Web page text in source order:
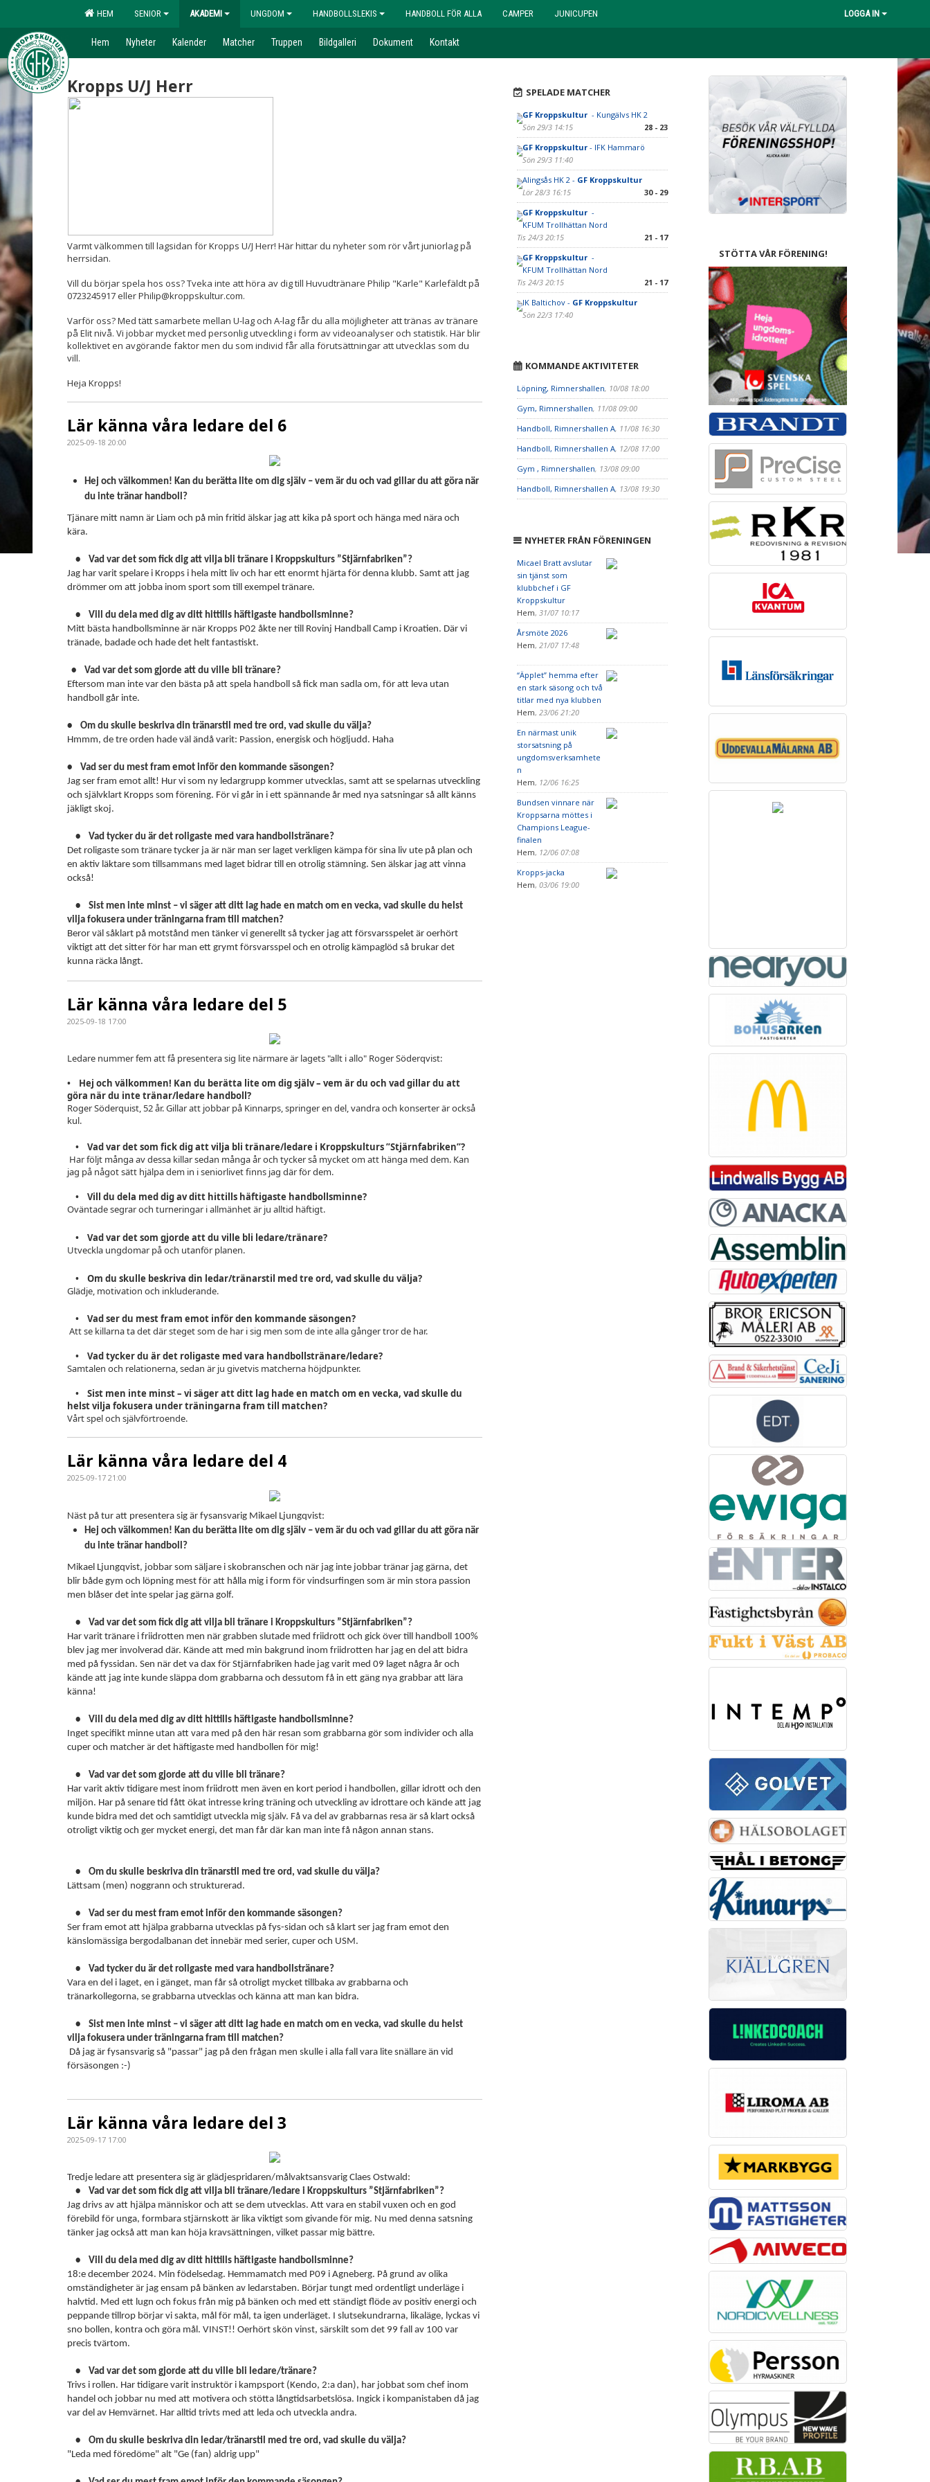
HEM SENIOR AKADEMI UNGDOM HANDBOLLSLEKIS HANDBOLL FÖR ALLA CAMPER JUNICUPEN LOGGA IN
Hem Nyheter Kalender Matcher Truppen Bildgalleri Dokument Kontakt
Kropps U/J Herr
Varmt välkommen till lagsidan för Kropps U/J Herr! Här hittar du nyheter som rör vårt juniorlag på
herrsidan.
Vill du börjar spela hos oss? Tveka inte att höra av dig till Huvudtränare Philip "Karle" Karlefäldt på
0723245917 eller Philip@kroppskultur.com.
Varför oss? Med tätt samarbete mellan U-lag och A-lag får du alla möjligheter att tränas av tränare
på Elit nivå. Vi jobbar mycket med personlig utveckling i form av videoanalyser och statistik. Här blir
kollektivet en avgörande faktor men du som individ får alla förutsättningar att utvecklas som du
vill.
Heja Kropps!
Lär känna våra ledare del 6
2025-09-18 20:00
Hej och välkommen! Kan du berätta lite om dig själv – vem är du och vad gillar du att göra när
du inte tränar handboll?
Tjänare mitt namn är Liam och på min fritid älskar jag att kika på sport och hänga med nära och
kära.
• Vad var det som fick dig att vilja bli tränare i Kroppskulturs ”Stjärnfabriken”?
Jag har varit spelare i Kropps i hela mitt liv och har ett enormt hjärta för denna klubb. Samt att jag
drömmer om att jobba inom sport som till exempel tränare.
• Vill du dela med dig av ditt hittills häftigaste handbollsminne?
Mitt bästa handbollsminne är när Kropps P02 åkte ner till Rovinj Handball Camp i Kroatien. Där vi
tränade, badade och hade det helt fantastiskt.
• Vad var det som gjorde att du ville bli tränare?
Eftersom man inte var den bästa på att spela handboll så fick man sadla om, för att leva utan
handboll går inte.
• Om du skulle beskriva din tränarstil med tre ord, vad skulle du välja?
Hmmm, de tre orden hade väl ändå varit: Passion, energisk och högljudd. Haha
• Vad ser du mest fram emot inför den kommande säsongen?
Jag ser fram emot allt! Hur vi som ny ledargrupp kommer utvecklas, samt att se spelarnas utveckling
och självklart Kropps som förening. För vi går in i ett spännande år med nya satsningar så allt känns
jäkligt skoj.
• Vad tycker du är det roligaste med vara handbollstränare?
Det roligaste som tränare tycker ja är när man ser laget verkligen kämpa för sina liv ute på plan och
en aktiv läktare som tillsammans med laget bidrar till en otrolig stämning. Sen älskar jag att vinna
också!
• Sist men inte minst – vi säger att ditt lag hade en match om en vecka, vad skulle du helst
vilja fokusera under träningarna fram till matchen?
Beror väl såklart på motstånd men tänker vi generellt så tycker jag att försvarsspelet är oerhört
viktigt att det sitter för har man ett grymt försvarsspel och en otrolig kämpaglöd så brukar det
kunna räcka långt.
Lär känna våra ledare del 5
2025-09-18 17:00
Ledare nummer fem att få presentera sig lite närmare är lagets "allt i allo" Roger Söderqvist:
•
Hej och välkommen! Kan du berätta lite om dig själv – vem är du och vad gillar du att
göra när du inte tränar/ledare handboll?
Roger Söderquist, 52 år. Gillar att jobbar på Kinnarps, springer en del, vandra och konserter är också
kul.
• Vad var det som fick dig att vilja bli tränare/ledare i Kroppskulturs ”Stjärnfabriken”?
Har följt många av dessa killar sedan många år och tycker så mycket om att hänga med dem. Kan
jag på något sätt hjälpa dem in i seniorlivet finns jag där för dem.
• Vill du dela med dig av ditt hittills häftigaste handbollsminne?
Oväntade segrar och turneringar i allmänhet är ju alltid häftigt.
• Vad var det som gjorde att du ville bli ledare/tränare?
Utveckla ungdomar på och utanför planen.
• Om du skulle beskriva din ledar/tränarstil med tre ord, vad skulle du välja?
Glädje, motivation och inkluderande.
• Vad ser du mest fram emot inför den kommande säsongen?
Att se killarna ta det där steget som de har i sig men som de inte alla gånger tror de har.
• Vad tycker du är det roligaste med vara handbollstränare/ledare?
Samtalen och relationerna, sedan är ju givetvis matcherna höjdpunkter.
• Sist men inte minst – vi säger att ditt lag hade en match om en vecka, vad skulle du
helst vilja fokusera under träningarna fram till matchen?
Vårt spel och självförtroende.
Lär känna våra ledare del 4
2025-09-17 21:00
Näst på tur att presentera sig är fysansvarig Mikael Ljungqvist:
Hej och välkommen! Kan du berätta lite om dig själv – vem är du och vad gillar du att göra när
du inte tränar handboll?
Mikael Ljungqvist, jobbar som säljare i skobranschen och när jag inte jobbar tränar jag gärna, det
blir både gym och löpning mest för att hålla mig i form för vindsurfingen som är min stora passion
men blåser det inte spelar jag gärna golf.
• Vad var det som fick dig att vilja bli tränare i Kroppskulturs ”Stjärnfabriken”?
Har varit tränare i friidrotten men när grabben slutade med friidrott och gick över till handboll 100%
blev jag mer involverad där. Kände att med min bakgrund inom friidrotten har jag en del att bidra
med på fyssidan. Sen när det va dax för Stjärnfabriken hade jag varit med 09 laget några år och
kände att jag inte kunde släppa dom grabbarna och dessutom få in ett gäng nya grabbar att lära
känna!
• Vill du dela med dig av ditt hittills häftigaste handbollsminne?
Inget specifikt minne utan att vara med på den här resan som grabbarna gör som individer och alla
cuper och matcher är det häftigaste med handbollen för mig!
• Vad var det som gjorde att du ville bli tränare?
Har varit aktiv tidigare mest inom friidrott men även en kort period i handbollen, gillar idrott och den
miljön. Har på senare tid fått ökat intresse kring träning och utveckling av idrottare och kände att jag
kunde bidra med det och samtidigt utveckla mig själv. Få va del av grabbarnas resa är så klart också
otroligt viktig och ger mycket energi, det man får där kan man inte få någon annan stans.
• Om du skulle beskriva din tränarstil med tre ord, vad skulle du välja?
Lättsam (men) noggrann och strukturerad.
• Vad ser du mest fram emot inför den kommande säsongen?
Ser fram emot att hjälpa grabbarna utvecklas på fys-sidan och så klart ser jag fram emot den
känslomässiga bergodalbanan det innebär med serier, cuper och USM.
• Vad tycker du är det roligaste med vara handbollstränare?
Vara en del i laget, en i gänget, man får så otroligt mycket tillbaka av grabbarna och
tränarkollegorna, se grabbarna utvecklas och känna att man kan bidra.
• Sist men inte minst – vi säger att ditt lag hade en match om en vecka, vad skulle du helst
vilja fokusera under träningarna fram till matchen?
Då jag är fysansvarig så "passar" jag på den frågan men skulle i alla fall vara lite snällare än vid
försäsongen :-)
Lär känna våra ledare del 3
2025-09-17 17:00
Tredje ledare att presentera sig är glädjespridaren/målvaktsansvarig Claes Ostwald:
• Vad var det som fick dig att vilja bli tränare/ledare i Kroppskulturs ”Stjärnfabriken”?
Jag drivs av att hjälpa människor och att se dem utvecklas. Att vara en stabil vuxen och en god
förebild för unga, formbara stjärnskott är lika viktigt som givande för mig. Nu med denna satsning
tänker jag också att man kan höja kravsättningen, vilket passar mig bättre.
• Vill du dela med dig av ditt hittills häftigaste handbollsminne?
18:e december 2024. Min födelsedag. Hemmamatch med P09 i Agneberg. På grund av olika
omständigheter är jag ensam på bänken av ledarstaben. Börjar tungt med ordentligt underläge i
halvtid. Med ett lugn och fokus från mig på bänken och med ett ständigt flöde av positiv energi och
peppande tillrop börjar vi sakta, mål för mål, ta igen underläget. I slutsekundrarna, likaläge, lyckas vi
sno bollen, kontra och göra mål. VINST!! Oerhört skön vinst, särskilt som det 99 fall av 100 var
precis tvärtom.
• Vad var det som gjorde att du ville bli ledare/tränare?
Trivs i rollen. Har tidigare varit instruktör i kampsport (Kendo, 2:a dan), har jobbat som chef inom
handel och jobbar nu med att motivera och stötta långtidsarbetslösa. Ingick i kompanistaben då jag
var del av Hemvärnet. Har alltid trivts med att leda och utveckla andra.
• Om du skulle beskriva din ledar/tränarstil med tre ord, vad skulle du välja?
"Leda med föredöme" alt "Ge (fan) aldrig upp"
SPELADE MATCHER
GF Kroppskultur - Kungälvs HK 2
Sön 29/3 14:15
28 - 23
GF Kroppskultur- IFK Hammarö
Sön 29/3 11:40
Alingsås HK 2 - GF Kroppskultur
Lör 28/3 16:15
30 - 29
GF Kroppskultur -
KFUM Trollhättan Nord
Tis 24/3 20:15
21 - 17
GF Kroppskultur -
KFUM Trollhättan Nord
Tis 24/3 20:15
21 - 17
IK Baltichov - GF Kroppskultur
Sön 22/3 17:40
KOMMANDE AKTIVITETER
Löpning, Rimnershallen, 10/08 18:00
Gym, Rimnershallen, 11/08 09:00
Handboll, Rimnershallen A, 11/08 16:30
Handboll, Rimnershallen A, 12/08 17:00
Gym , Rimnershallen, 13/08 09:00
Handboll, Rimnershallen A, 13/08 19:30
NYHETER FRÅN FÖRENINGEN
Micael Bratt avslutar
sin tjänst som
klubbchef i GF
Kroppskultur
Hem, 31/07 10:17
Årsmöte 2026
Hem, 21/07 17:48
“Äpplet” hemma efter
en stark säsong och två
titlar med nya klubben
Hem, 23/06 21:20
En närmast unik
storsatsning på
ungdomsverksamhete
n
Hem, 12/06 16:25
Bundsen vinnare när
Kroppsarna möttes i
Champions League-
finalen
Hem, 12/06 07:08
Kropps-jacka
Hem, 03/06 19:00
STÖTTA VÅR FÖRENING!